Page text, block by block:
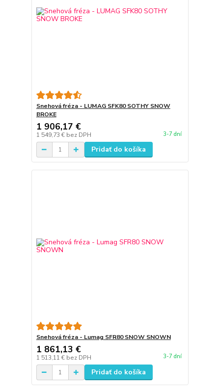
Snehová fréza - LUMAG SFK80 SOTHY SNOW
BROKE
1 906,17 €
1 549,73 € bez DPH 3-7 dní
Pridať do košíka
Snehová fréza - Lumag SFR80 SNOW SNOWN
1 861,13 €
1 513,11 € bez DPH 3-7 dní
Pridať do košíka